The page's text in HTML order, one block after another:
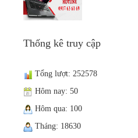
Thống kê truy cập
Tổng lượt: 252578
Hôm nay: 50
Hôm qua: 100
Tháng: 18630